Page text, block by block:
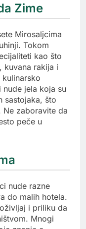
Zime
Mirosaljcima
Tokom
kao što
kuvana rakija i
jela koja su
sastojaka, što
zaboravite da
peče u
nude razne
do malih hotela.
i priliku da
Mnogi